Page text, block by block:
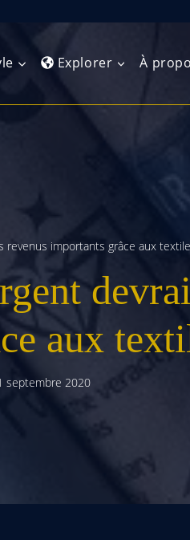
Explorer
Afrique de l’Est
Afrique australe
À
revenus importants grâce aux
aux
septembre 2020